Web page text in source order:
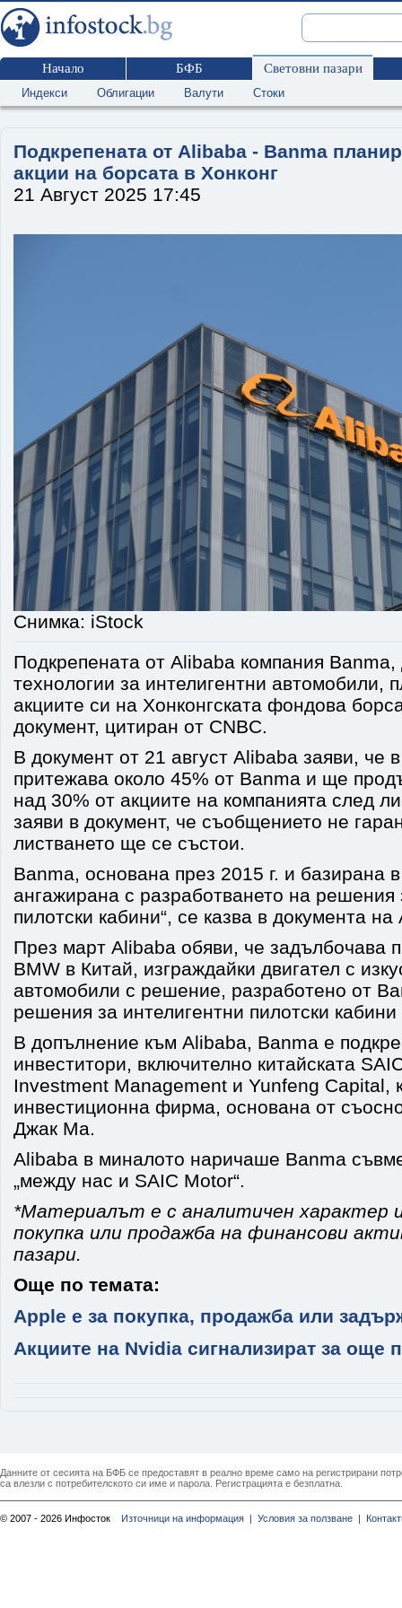
Начало БФБ Световни пазари
Индекси Облигации Валути Стоки
Подкрепената от Alibaba - Banma
акции на борсата в Хонконг
21 Август 2025 17:45
Снимка: iStock
Подкрепената от Alibaba компания Banma,
технологии за интелигентни автомобили,
акциите си на Хонконгската фондова
документ, цитиран от CNBC.
В документ от 21 август Alibaba заяви, че
притежава около 45% от Banma и ще
над 30% от акциите на компанията след
заяви в документ, че съобщението не
листването ще се състои.
Banma, основана през 2015 г. и базирана
ангажирана с разработването на решения
пилотски кабини“, се казва в документа
През март Alibaba обяви, че задълбочава
BMW в Китай, изграждайки двигател с
автомобили с решение, разработено от
решения за интелигентни пилотски
В допълнение към Alibaba, Banma е
инвеститори, включително китайската
Investment Management и Yunfeng Capital,
инвестиционна фирма, основана от
Джак Ма.
Alibaba в миналото наричаше Banma
„между нас и SAIC Motor“.
*Материалът е с аналитичен характер
покупка или продажба на финансови
пазари.
Още по темата:
Apple е за покупка, продажба или
Акциите на Nvidia сигнализират за още
Данните от сесията на БФБ се предоставят в реално време само на регистрирани
са влезли с потребителското си име и парола. Регистрацията е безплатна.
© 2007 - 2026 Инфосток Източници на информация | Условия за ползване |